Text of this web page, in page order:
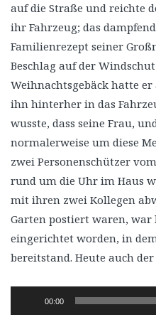
auf die Straße und reichte
ihr Fahrzeug; das
Familienrezept seiner
Beschlag auf der
Weihnachtsgebäck hatte
ihn hinterher in das
wusste, dass seine Frau,
normalerweise um diese
zwei Personenschützer
rund um die Uhr im Haus
mit ihren zwei Kollegen
Garten postiert waren, war
eingerichtet worden, in
bereitstand. Heute auch
00:00